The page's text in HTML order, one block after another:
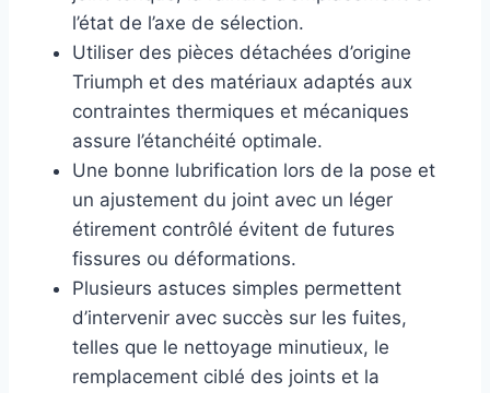
l’état de l’axe de sélection.
Utiliser des pièces détachées d’origine
Triumph et des matériaux adaptés aux
contraintes thermiques et mécaniques
assure l’étanchéité optimale.
Une bonne lubrification lors de la pose et
un ajustement du joint avec un léger
étirement contrôlé évitent de futures
fissures ou déformations.
Plusieurs astuces simples permettent
d’intervenir avec succès sur les fuites,
telles que le nettoyage minutieux, le
remplacement ciblé des joints et la